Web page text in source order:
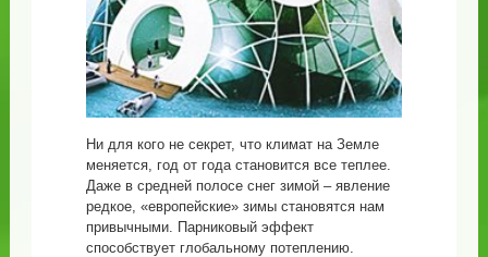
Ни для кого не секрет, что климат на Земле
меняется, год от года становится все теплее.
Даже в средней полосе снег зимой – явление
редкое, «европейские» зимы становятся нам
привычными. Парниковый эффект
способствует глобальному потеплению.